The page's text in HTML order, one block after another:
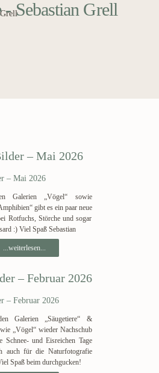
Sebastian Grell
– Mai 2026
Galerien „Vögel“ sowie
gibt es ein paar neue
Rotfuchs, Störche und sogar
:) Viel Spaß Sebastian
...weiterlesen...
– Februar 2026
Galerien „Säugetiere“ &
„Vögel“ wieder Nachschub
Schnee- und Eisreichen Tage
auch für die Naturfotografie
Spaß beim durchgucken!